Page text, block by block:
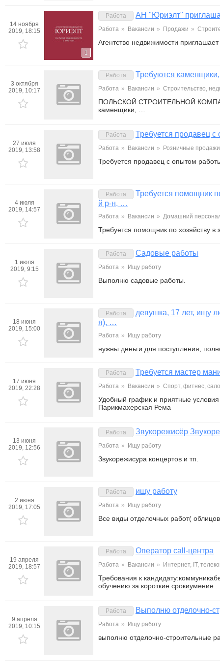
14 ноября
2019, 18:15
1
Работа АН "Юриэлт"
Работа » Вакансии » Продажи »
Агентство недвижимости
3 октября
2019, 10:17
Работа Требуются
Работа » Вакансии » Строительство,
ПОЛЬСКОЙ СТРОИТЕЛЬНОЙ
каменщики, …
27 июля
2019, 13:58
Работа Требуется продавец
Работа » Вакансии » Розничные
Требуется продавец с опытом
4 июля
2019, 14:57
Работа
Требуется помощник
й р-н, …
Работа » Вакансии » Домашний
Требуется помощник по хозяйству
1 июля
2019, 9:15
Работа Садовые работы
Работа » Ищу работу
Выполню садовые работы.
18 июня
2019, 15:00
Работа
девушка, 17 лет, ищу
я), …
Работа » Ищу работу
нужны деньги для поступления,
17 июня
2019, 22:28
Работа Требуется мастер
Работа » Вакансии » Спорт, фитнес,
Удобный график и приятные
Парикмахерская Рема
13 июня
2019, 12:56
Работа Звукорежисёр
Работа » Ищу работу
Звукорежисура концертов и тп.
2 июня
2019, 17:05
Работа ищу работу
Работа » Ищу работу
Все виды отделочных работ(
19 апреля
2019, 18:57
Работа Оператор call-центра
Работа » Вакансии » Интернет, IT,
Требования к
обучению за короткие срокиумение
9 апреля
2019, 10:15
Работа Выполню отделочно-
Работа » Ищу работу
выполню отделочно-строительные